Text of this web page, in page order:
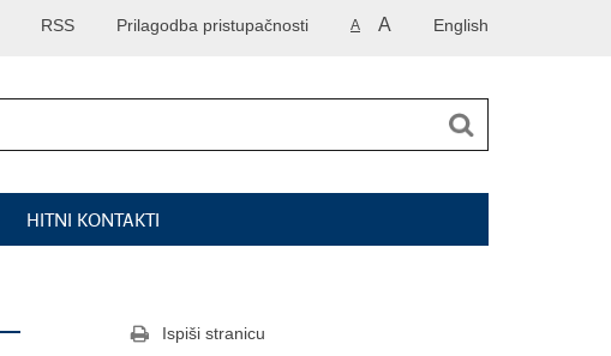
English
A A
Prilagodba pristupačnosti
RSS
HITNI KONTAKTI
Ispiši stranicu